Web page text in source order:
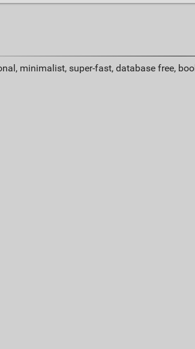
minimalist, super-fast, database free,